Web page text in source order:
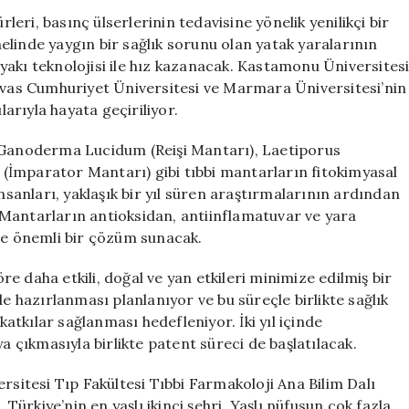
Basınç
Ülserlerine
Doğal
Çözüm
Sunuyor
basınç ülserlerinin tedavisine yönelik yenilikçi bir
yaygın bir sağlık sorunu olan yatak yaralarının
teknolojisi ile hız kazanacak. Kastamonu Üniversitesi
Cumhuriyet Üniversitesi ve Marmara Üniversitesi’nin
hayata geçiriliyor.
Lucidum (Reişi Mantarı), Laetiporus
Mantarı) gibi tıbbi mantarların fitokimyasal
yaklaşık bir yıl süren araştırmalarının ardından
antioksidan, antiinflamatuvar ve yara
önemli bir çözüm sunacak.
daha etkili, doğal ve yan etkileri minimize edilmiş bir
planlanıyor ve bu süreçle birlikte sağlık
sağlanması hedefleniyor. İki yıl içinde
birlikte patent süreci de başlatılacak.
Tıp Fakültesi Tıbbi Farmakoloji Ana Bilim Dalı
en yaşlı ikinci şehri. Yaşlı nüfusun çok fazla